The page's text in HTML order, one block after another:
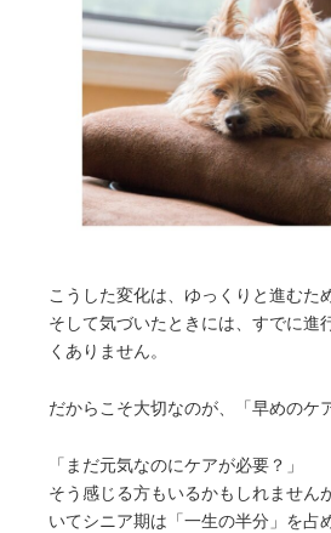
こうした変化は、ゆっくりと進むた
そして気づいたときには、すでに進
くありません。
だからこそ大切なのが、「早めのケ
「まだ元気なのにケアが必要？」
そう感じる方もいるかもしれません
いてシニア期は「一生の半分」を占